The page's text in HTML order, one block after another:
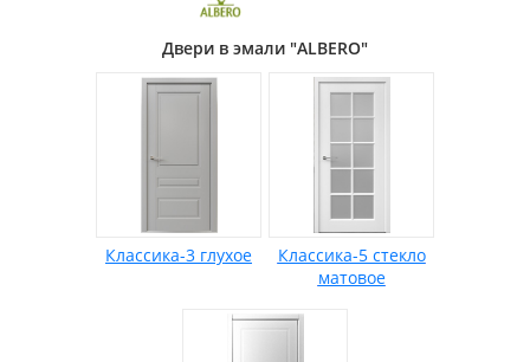
Двери в эмали "ALBERO"
Классика-3 глухое
Классика-5 стекло
матовое